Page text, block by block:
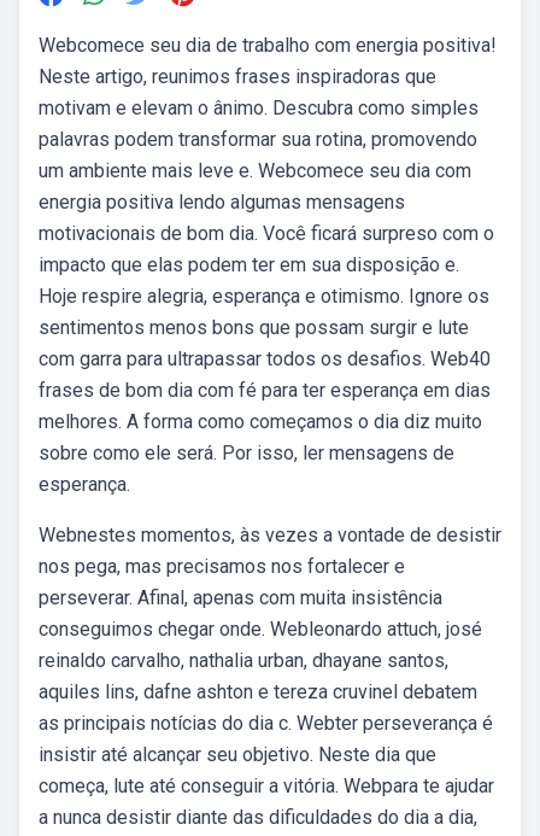
Webcomece seu dia de trabalho com energia positiva!
Neste artigo, reunimos frases inspiradoras que
motivam e elevam o ânimo. Descubra como simples
palavras podem transformar sua rotina, promovendo
um ambiente mais leve e. Webcomece seu dia com
energia positiva lendo algumas mensagens
motivacionais de bom dia. Você ficará surpreso com o
impacto que elas podem ter em sua disposição e.
Hoje respire alegria, esperança e otimismo. Ignore os
sentimentos menos bons que possam surgir e lute
com garra para ultrapassar todos os desafios. Web40
frases de bom dia com fé para ter esperança em dias
melhores. A forma como começamos o dia diz muito
sobre como ele será. Por isso, ler mensagens de
esperança.
Webnestes momentos, às vezes a vontade de desistir
nos pega, mas precisamos nos fortalecer e
perseverar. Afinal, apenas com muita insistência
conseguimos chegar onde. Webleonardo attuch, josé
reinaldo carvalho, nathalia urban, dhayane santos,
aquiles lins, dafne ashton e tereza cruvinel debatem
as principais notícias do dia c. Webter perseverança é
insistir até alcançar seu objetivo. Neste dia que
começa, lute até conseguir a vitória. Webpara te ajudar
a nunca desistir diante das dificuldades do dia a dia,